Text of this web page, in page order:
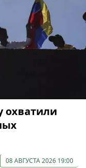
охватили
08 АВГУСТА 2026 19:00